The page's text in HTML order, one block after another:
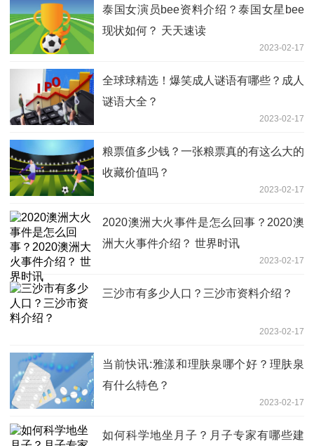
泰国女演员bee资料介绍？泰国女星bee
现状如何？ 天天速读
2023-02-17
全球球精选！爆笑成人谜语有哪些？成人
谜语大全？
2023-02-17
粮票值多少钱？一张粮票真的有这么大的
收藏价值吗？
2023-02-17
2020澳洲大火事件是怎么回事？2020澳
洲大火事件介绍？ 世界时讯
2023-02-17
三沙市有多少人口？三沙市资料介绍？
2023-02-17
当前快讯:雅漾和理肤泉哪个好？理肤泉
有什么特色？
2023-02-17
如何科学地坐月子？月子专家有哪些建